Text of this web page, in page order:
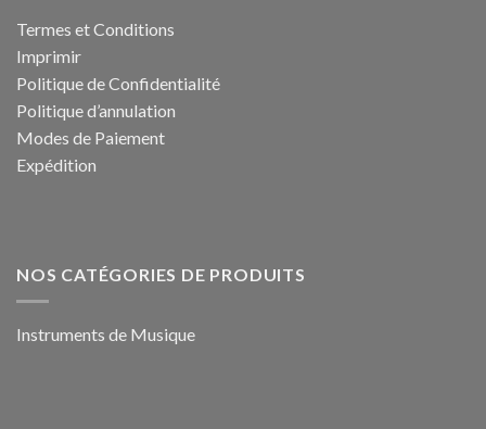
Termes et Conditions
Imprimir
Politique de Confidentialité
Politique d’annulation
Modes de Paiement
Expédition
NOS CATÉGORIES DE PRODUITS
Instruments de Musique